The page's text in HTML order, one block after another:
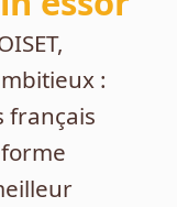
:
français